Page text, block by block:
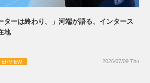
ターは終わり。」河端が語る、インタース
地
2026/07/09 Thu